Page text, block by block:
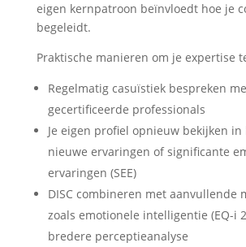
eigen kernpatroon beïnvloedt hoe je
begeleidt.
Praktische manieren om je expertise
Regelmatig casuïstiek bespreken
gecertificeerde professionals
Je eigen profiel opnieuw bekijken
nieuwe ervaringen of significante
ervaringen (SEE)
DISC combineren met aanvullende
zoals emotionele intelligentie (EQ-i
bredere perceptieanalyse